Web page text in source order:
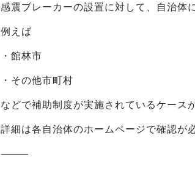
感震ブレーカーの設置に対して、自治体
例えば
・館林市
・その他市町村
などで補助制度が実施されているケース
詳細は各自治体のホームページで確認が
⸻